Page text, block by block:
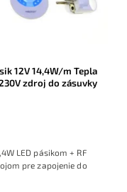
12V 14,4W/m Tepla
zdroj do zásuvky
LED pásikom + RF
pre zapojenie do